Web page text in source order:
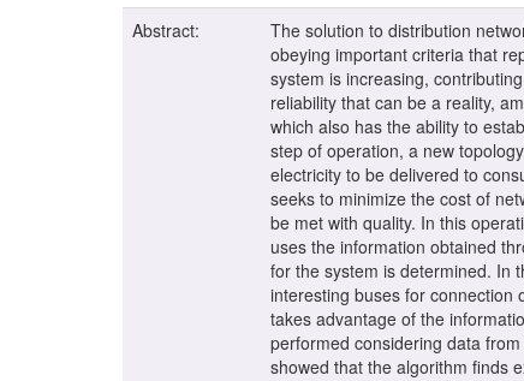
Abstract:
The solution to distribution
obeying important criteria that
system is increasing,
reliability that can be a reality,
which also has the ability to
step of operation, a new
electricity to be delivered to
seeks to minimize the cost of
be met with quality. In this
uses the information obtained
for the system is determined. In
interesting buses for connection
takes advantage of the
performed considering data
showed that the algorithm finds